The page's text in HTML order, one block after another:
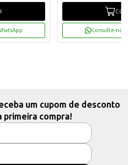
Consulte-nos
um cupom de desconto
primeira compra!